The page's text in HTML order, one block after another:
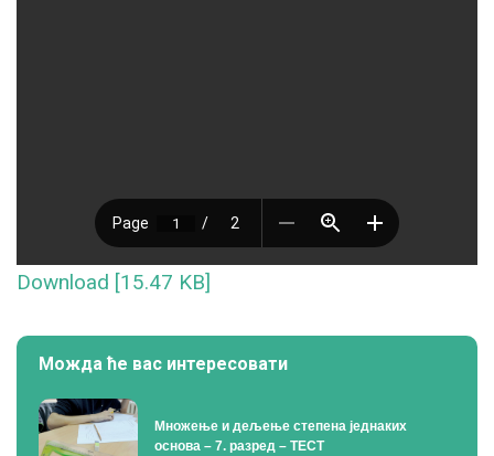
Download [15.47 KB]
Можда ће вас интересовати
Множење и дељење степена једнаких
основа – 7. разред – ТЕСТ